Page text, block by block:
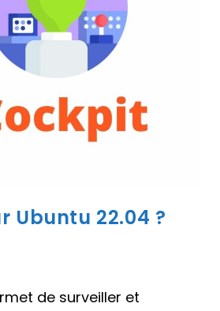
Ubuntu 22.04 ?
de surveiller et